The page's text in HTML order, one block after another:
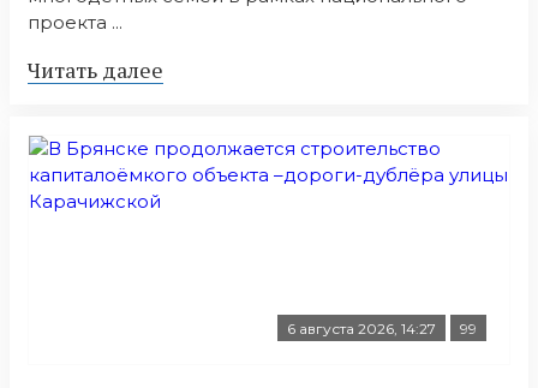
проекта ...
Читать далее
6 августа 2026, 14:27 99